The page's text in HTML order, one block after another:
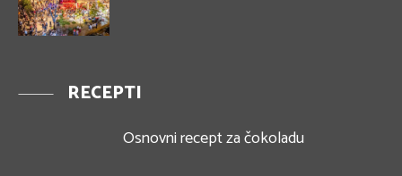
RECEPTI
Osnovni recept za čokoladu